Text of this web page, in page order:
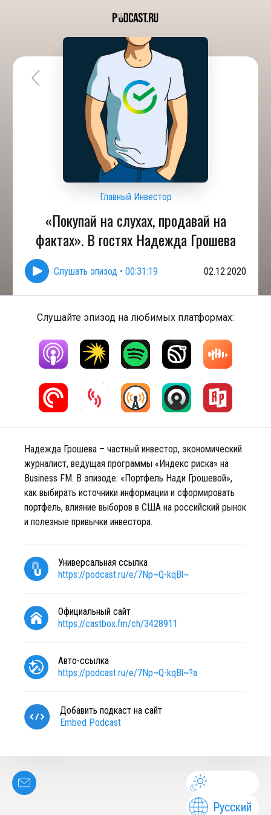
Главный Инвестор
«Покупай на слухах, продавай на
фактах». В гостях Надежда Грошева
Слушать эпизод • 00:31:19 02.12.2020
Слушайте эпизод на любимых платформах:
Надежда Грошева – частный инвестор, экономический
журналист, ведущая программы «Индекс риска» на
Business FM. В эпизоде: «Портфель Нади Грошевой»,
как выбирать источники информации и сформировать
портфель, влияние выборов в США на российский рынок
и полезные привычки инвестора.
Универсальная ссылка
https://podcast.ru/e/7Np~Q-kqBl~
Официальный сайт
https://castbox.fm/ch/3428911
Авто-ссылка
https://podcast.ru/e/7Np~Q-kqBl~?a
Добавить подкаст на сайт
Embed Podcast
Русский